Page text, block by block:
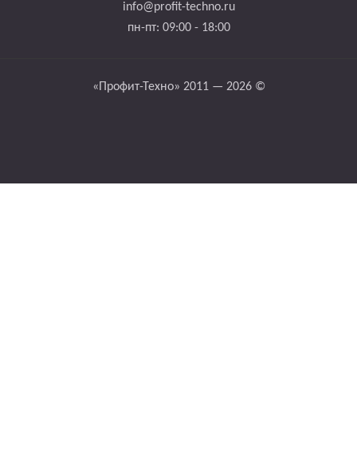
info@profit-techno.ru
пн-пт: 09:00 - 18:00
«Профит-Техно» 2011 — 2026 ©